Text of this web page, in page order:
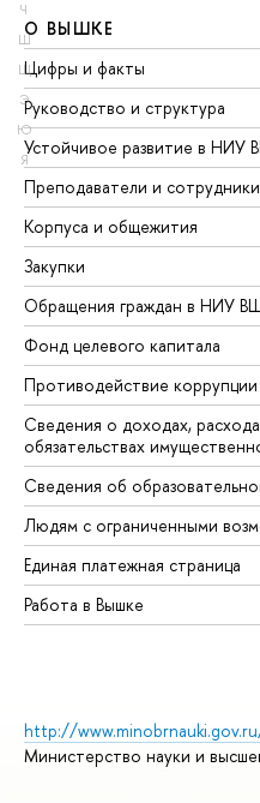
Ч
Ш
Щ
Э
Ю
Я
О ВЫШКЕ
Цифры и факты
Руководство и структура
Устойчивое развитие в НИУ
Преподаватели и сотрудники
Корпуса и общежития
Закупки
Обращения граждан в НИУ
Фонд целевого капитала
Противодействие коррупции
Сведения о доходах,
обязательствах
Сведения об
Людям с ограниченными
Единая платежная страница
Работа в Вышке
http://
Министерство науки и